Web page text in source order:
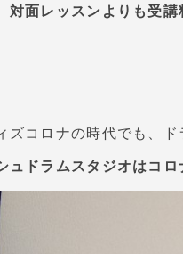
対面レッスンよりも受講
ズコロナの時代でも、
ュドラムスタジオはコ